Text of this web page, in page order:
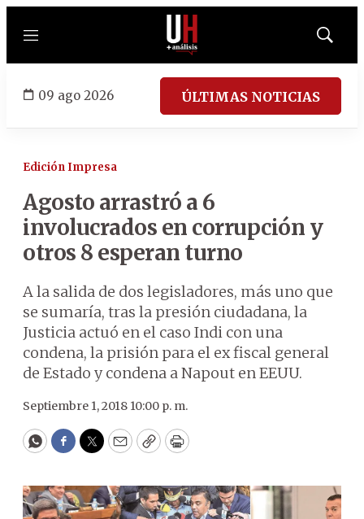
Menú
Mostrar
09 ago 2026 ÚLTIMAS NOTICIAS
Edición Impresa
Agosto arrastró a 6
involucrados en corrupción y
otros 8 esperan turno
A la salida de dos legisladores, más uno que
se sumaría, tras la presión ciudadana, la
Justicia actuó en el caso Indi con una
condena, la prisión para el ex fiscal general
de Estado y condena a Napout en EEUU.
Septiembre 1, 2018 10:00 p. m.
WhatsApp
Facebook
Twitter
EmailCopyPrint